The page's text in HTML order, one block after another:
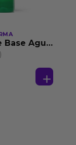
Base Agua
125 ml